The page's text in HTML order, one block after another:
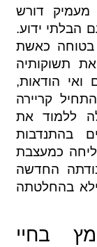
מעמיק דורש
הבלתי ידוע.
בטוחה כאשת
תשוקותיה
ואי הודאות,
קריירה
ללמוד את
בהתנדבות
כמעצבת
החדשה
בהחלטתה
בחיי